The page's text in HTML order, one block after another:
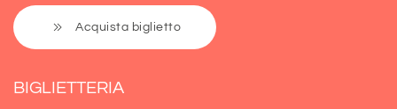
Acquista biglietto
BIGLIETTERIA